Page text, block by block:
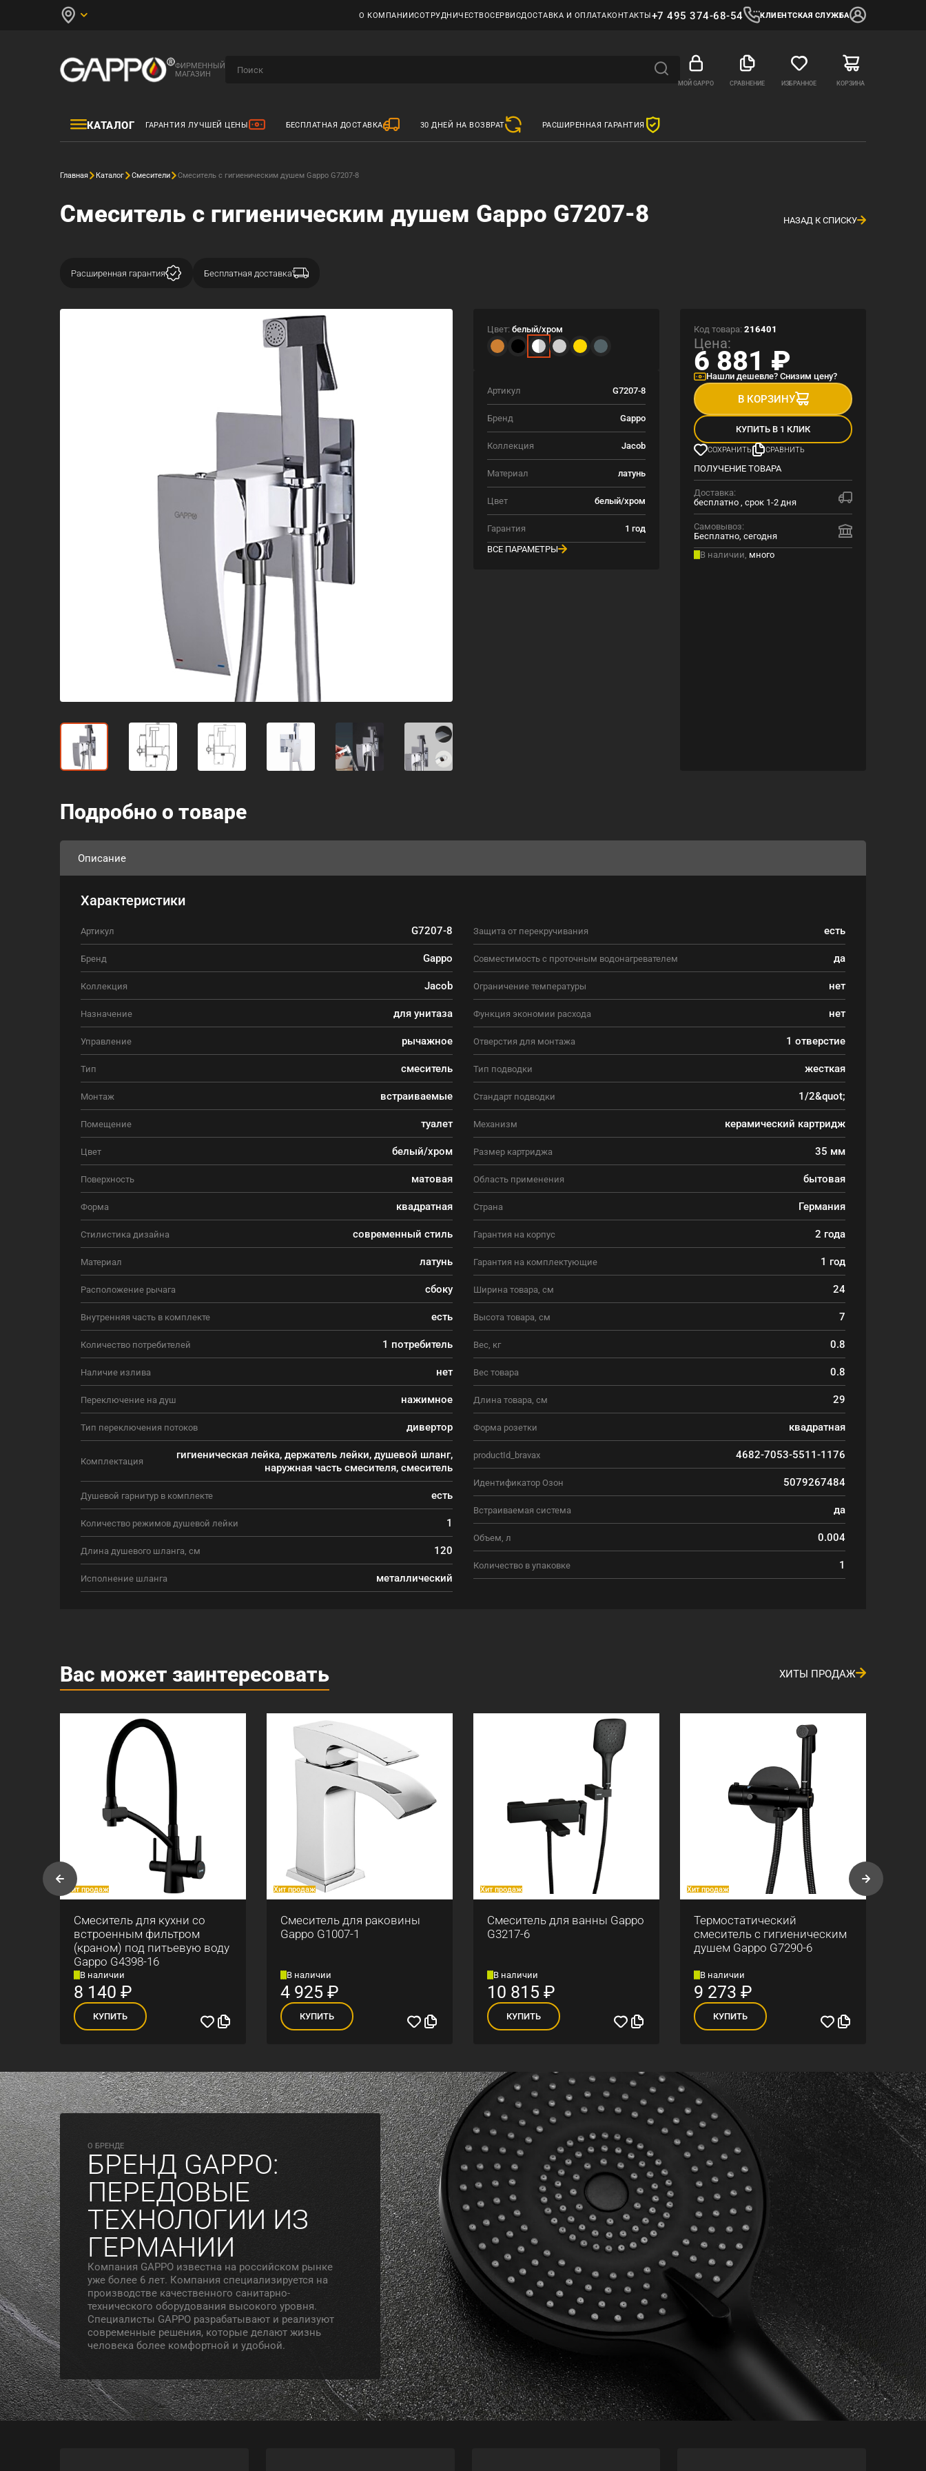
О КОМПАНИИСОТРУДНИЧЕСТВОСЕРВИСДОСТАВКА И ОПЛАТАКОНТАКТЫ+7 495 374-68-54 КЛИЕНТСКАЯ СЛУЖБА
ФИРМЕННЫЙ
МАГАЗИН
МОЙ GAPPO СРАВНЕНИЕ ИЗБРАННОЕ КОРЗИНА
КАТАЛОГ ГАРАНТИЯ ЛУЧШЕЙ ЦЕНЫ БЕСПЛАТНАЯ ДОСТАВКА 30 ДНЕЙ НА ВОЗВРАТ РАСШИРЕННАЯ ГАРАНТИЯ
Главная Каталог Смесители Смеситель с гигиеническим душем Gappo G7207-8
Смеситель с гигиеническим душем Gappo G7207-8 НАЗАД К СПИСКУ
Расширенная гарантия Бесплатная доставка
Цвет: белый/хром
Артикул G7207-8
Бренд Gappo
Коллекция Jacob
Материал латунь
Цвет белый/хром
Гарантия
1 год
ВСЕ ПАРАМЕТРЫ
Код товара: 216401
Цена:
6 881 ₽
Нашли дешевле? Снизим цену?
В КОРЗИНУ
КУПИТЬ В 1 КЛИК
СОХРАНИТЬ СРАВНИТЬ
ПОЛУЧЕНИЕ ТОВАРА
Доставка:
бесплатно , срок 1-2 дня
Самовывоз:
Бесплатно, сегодня
В наличии, много
Подробно о товаре
Описание
Характеристики
Артикул G7207-8
Бренд Gappo
Коллекция Jacob
Назначение для унитаза
Управление рычажное
Тип смеситель
Монтаж встраиваемые
Помещение туалет
Цвет белый/хром
Поверхность матовая
Форма квадратная
Стилистика дизайна современный стиль
Материал латунь
Расположение рычага сбоку
Внутренняя часть в комплекте есть
Количество потребителей 1 потребитель
Наличие излива нет
Переключение на душ нажимное
Тип переключения потоков дивертор
Комплектация
гигиеническая лейка, держатель лейки, душевой шланг,
наружная часть смесителя, смеситель
Душевой гарнитур в комплекте есть
Количество режимов душевой лейки 1
Длина душевого шланга, см 120
Исполнение шланга металлический
Защита от перекручивания есть
Совместимость с проточным водонагревателем да
Ограничение температуры нет
Функция экономии расхода нет
Отверстия для монтажа 1 отверстие
Тип подводки жесткая
Стандарт подводки 1/2&quot;
Механизм керамический картридж
Размер картриджа 35 мм
Область применения бытовая
Страна Германия
Гарантия на корпус 2 года
Гарантия на комплектующие 1 год
Ширина товара, см 24
Высота товара, см 7
Вес, кг 0.8
Вес товара 0.8
Длина товара, см 29
Форма розетки квадратная
productId_bravax 4682-7053-5511-1176
Идентификатор Озон 5079267484
Встраиваемая система да
Объем, л 0.004
Количество в упаковке 1
Вас может заинтересовать ХИТЫ ПРОДАЖ
Хит продаж
Смеситель для кухни со
встроенным фильтром
(краном) под питьевую воду
Gappo G4398-16
В наличии
8 140 ₽
КУПИТЬ
Хит продаж
Смеситель для раковины
Gappo G1007-1
В наличии
4 925 ₽
КУПИТЬ
Хит продаж
Смеситель для ванны Gappo
G3217-6
В наличии
10 815 ₽
КУПИТЬ
Хит продаж
Термостатический
смеситель с гигиеническим
душем Gappo G7290-6
В наличии
9 273 ₽
КУПИТЬ
O БРЕНДЕ
БРЕНД GAPPO:
ПЕРЕДОВЫЕ
ТЕХНОЛОГИИ ИЗ
ГЕРМАНИИ
Компания GAPPO известна на российском рынке
уже более 6 лет. Компания специализируется на
производстве качественного санитарно-
технического оборудования высокого уровня.
Специалисты GAPPO разрабатывают и реализуют
современные решения, которые делают жизнь
человека более комфортной и удобной.